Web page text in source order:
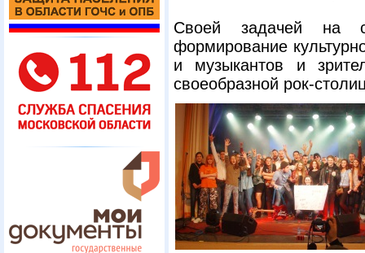
Своей задачей на
формирование
и музыкантов и
своеобразной рок-